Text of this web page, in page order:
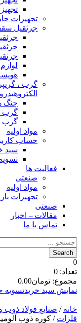
تجهیزات
جرثقیل
گرب ،
چنگ
گرب
گرب
مواد اولیه
حساب
سبد
فعالیت ها
صنعتی
مواد اولیه
تجهیزات
صنعتی
مقالات – اخبار
تماس با ما
0
تعداد: 0
مجموع: تومان0.00
نمایش سبد خریدتسویه
خانه / صنایع فولاد ذوب
فلزات / کوره ذوب